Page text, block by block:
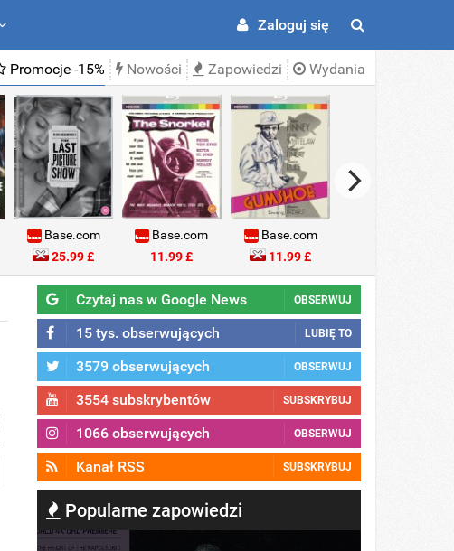
Zaloguj się
Promocje -15% Nowości Zapowiedzi Wydania
Base.com
25.99 £
Base.com
11.99 £
Base.com
11.99 £
Czytaj nas w Google News OBSERWUJ
15 tys. obserwujących LUBIĘ TO
3579 obserwujących OBSERWUJ
3554 subskrybentów SUBSKRYBUJ
1066 obserwujących OBSERWUJ
Kanał RSS SUBSKRYBUJ
Popularne zapowiedzi